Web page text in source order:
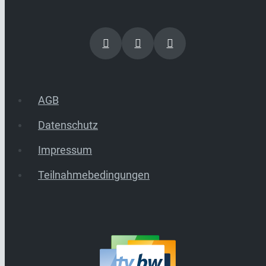
AGB
Datenschutz
Impressum
Teilnahmebedingungen